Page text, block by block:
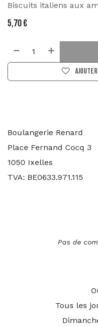
Biscuits italiens aux
5,70€
Boulangerie Renard
Place Fernand Cocq 3
1050 Ixelles
TVA: BE0633.971.115
Pas de
Tous les